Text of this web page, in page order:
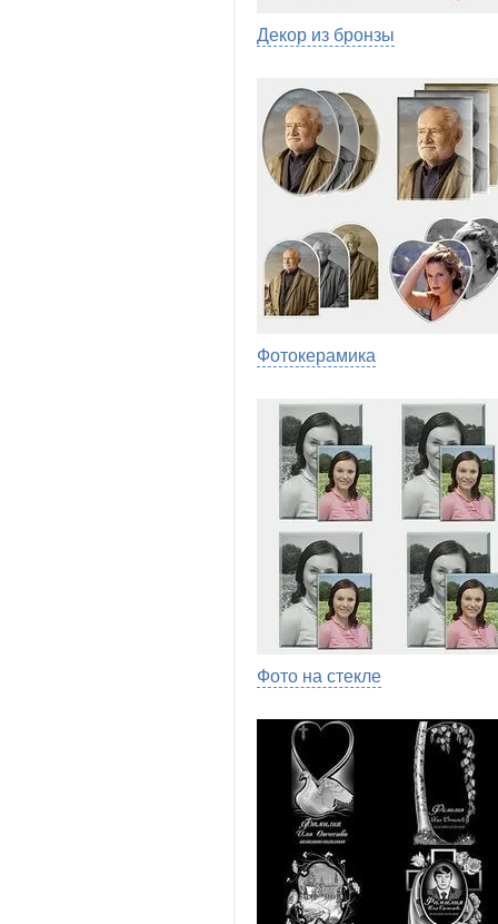
Декор из бронзы
Фотокерамика
Фото на стекле